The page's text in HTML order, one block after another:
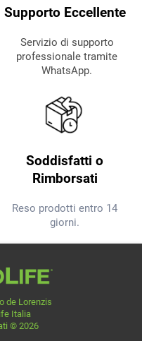
Supporto Eccellente
Servizio di supporto
professionale tramite
WhatsApp.
Soddisfatti o
Rimborsati
Reso prodotti entro 14
giorni.
de Lorenzis
Italia
© 2026